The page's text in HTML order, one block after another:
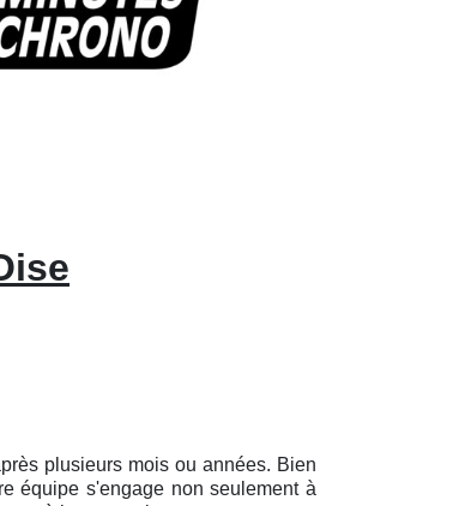
plusieurs mois ou années. Bien
équipe s'engage non seulement à